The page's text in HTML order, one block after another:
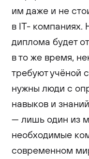
им даже и не
в IT- компаниях.
диплома будет
в то же время,
требуют учёной
нужны люди с
навыков и
— лишь один из
необходимые
современном